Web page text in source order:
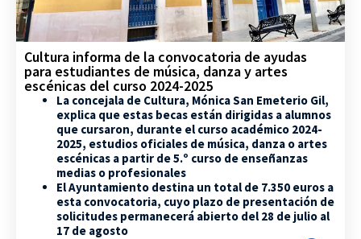
Cultura informa de la convocatoria de ayudas
para estudiantes de música, danza y artes
escénicas del curso 2024-2025
La concejala de Cultura, Mónica San Emeterio Gil,
explica que estas becas están dirigidas a alumnos
que cursaron, durante el curso académico 2024-
2025, estudios oficiales de música, danza o artes
escénicas a partir de 5.º curso de enseñanzas
medias o profesionales
El Ayuntamiento destina un total de 7.350 euros a
esta convocatoria, cuyo plazo de presentación de
solicitudes permanecerá abierto del 28 de julio al
17 de agosto